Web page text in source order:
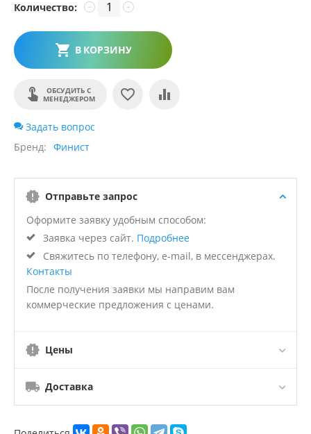
Количество: +
−
В КОРЗИНУ
ОБСУДИТЬ С
МЕНЕДЖЕРОМ
Задать вопрос
Бренд
Финист
Отправьте запрос
Оформите заявку удобным способом:
Заявка через сайт. Подробнее
Свяжитесь по телефону, e-mail, в мессенджерах.
Контакты
После получения заявки мы направим вам
коммерческие предложения с ценами.
Цены
Доставка